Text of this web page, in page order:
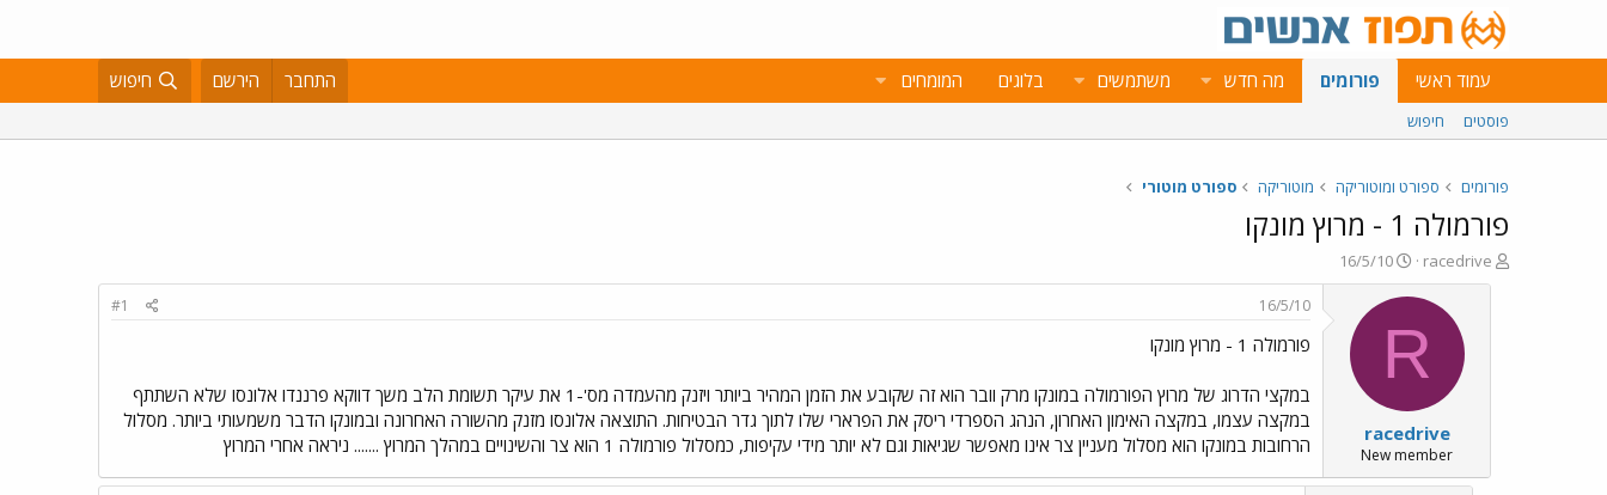
עמוד ראשי פורומים מה חדש משתמשים בלוגים המומחים התחבר הירשם חיפוש
פוסטים חיפוש
פורומים ספורט ומוטוריקה מוטוריקה ספורט מוטורי
פורמולה 1 - מרוץ מונקו
פ
ו
racedrive
פ
ו
ר
א
ר
ך
16/5/10
R
racedrive
New member
16/5/10
#1
פורמולה 1 - מרוץ מונקו
במקצי הדרוג של מרוץ הפורמולה במונקו מרק וובר הוא זה שקובע את הזמן המהיר ביותר ויזנק מהעמדה מס'-1 את עיקר תשומת הלב משך דווקא פרננדו אלונסו שלא השתתף
במקצה עצמו, במקצה האימון האחרון, הנהג הספרדי ריסק את הפרארי שלו לתוך גדר הבטיחות. התוצאה אלונסו מזנק מהשורה האחרונה ובמונקו הדבר משמעותי ביותר. מסלול
הרחובות במונקו הוא מסלול מעניין צר אינו מאפשר שגיאות וגם לא יותר מידי עקיפות, כמסלול פורמולה 1 הוא צר והשינויים במהלך המרוץ ....... ניראה אחרי המרוץ